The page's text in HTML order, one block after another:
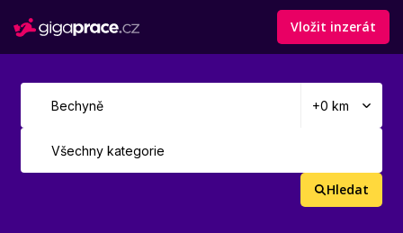
Vložit inzerát
Hledat